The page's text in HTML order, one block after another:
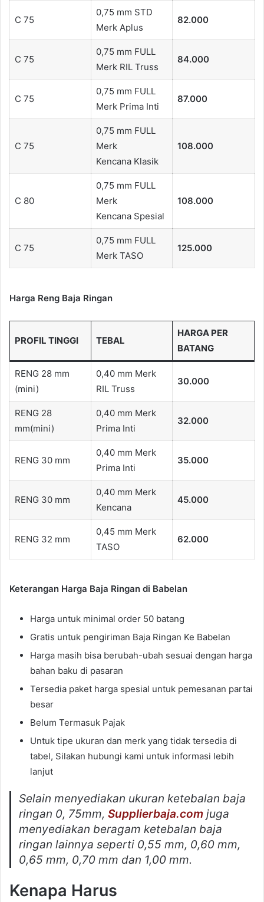
C 75
0,75 mm STD
Merk Aplus
82.000
C 75
0,75 mm FULL
Merk RIL Truss
84.000
C 75
0,75 mm FULL
Merk Prima Inti
87.000
C 75
0,75 mm FULL
Merk
Kencana Klasik
108.000
C 80
0,75 mm FULL
Merk
Kencana Spesial
108.000
C 75
0,75 mm FULL
Merk TASO
125.000
Harga Reng Baja Ringan
PROFIL TINGGI TEBAL
HARGA PER
BATANG
RENG 28 mm
(mini)
0,40 mm Merk
RIL Truss
30.000
RENG 28
mm(mini)
0,40 mm Merk
Prima Inti
32.000
RENG 30 mm
0,40 mm Merk
Prima Inti
35.000
RENG 30 mm
0,40 mm Merk
Kencana
45.000
RENG 32 mm
0,45 mm Merk
TASO
62.000
Keterangan Harga Baja Ringan di Babelan
Harga untuk minimal order 50 batang
Gratis untuk pengiriman Baja Ringan Ke Babelan
Harga masih bisa berubah-ubah sesuai dengan harga
bahan baku di pasaran
Tersedia paket harga spesial untuk pemesanan partai
besar
Belum Termasuk Pajak
Untuk tipe ukuran dan merk yang tidak tersedia di
tabel, Silakan hubungi kami untuk informasi lebih
lanjut
Selain menyediakan ukuran ketebalan baja
ringan 0, 75mm,Supplierbaja.com juga
menyediakan beragam ketebalan baja
ringan lainnya seperti 0,55 mm, 0,60 mm,
0,65 mm, 0,70 mm dan 1,00 mm.
Kenapa Harus